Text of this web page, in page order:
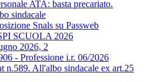
ATA: basta precariato.
sindacale
Snals su Passweb
SCUOLA 2026
2026, 2
- Professione i.r. 06/2026
n.589. All'albo sindacale ex art.25